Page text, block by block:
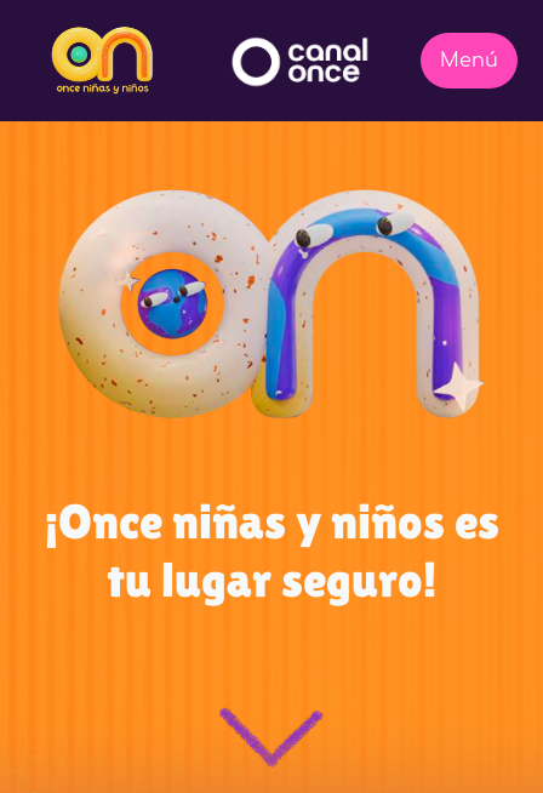
¡Once niñas y niños es
tu lugar seguro!